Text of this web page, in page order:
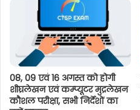
08, 09 एवं 16 अगस्त को होगी
शीघ्रलेखन एवं कम्प्यूटर मुद्रलेखन
कौशल परीक्षा, सभी निर्देशों का